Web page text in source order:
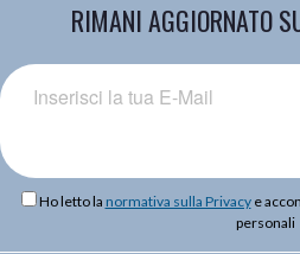
RIMANI AGGIORNATO
Ho letto la normativa sulla Privacye
personali